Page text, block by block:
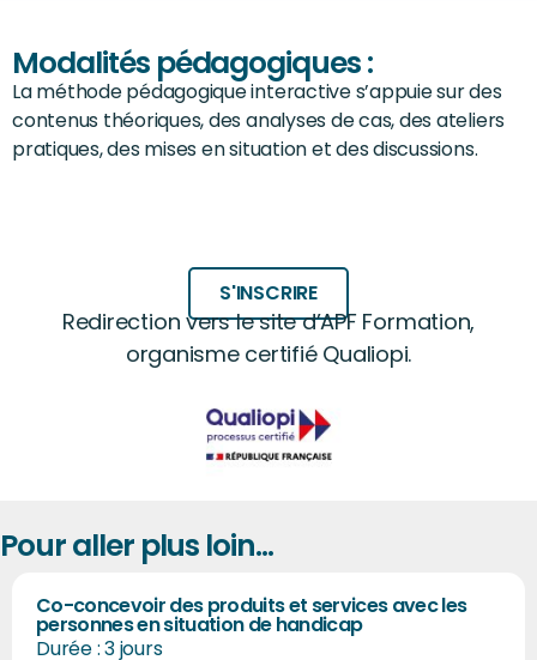
Modalités pédagogiques :
La méthode pédagogique interactive s’appuie sur des
contenus théoriques, des analyses de cas, des ateliers
pratiques, des mises en situation et des discussions.
S'INSCRIRE
Redirection vers le site d’APF Formation,
organisme certifié Qualiopi.
Pour aller plus loin...
Co-concevoir des produits et services avec les
personnes en situation de handicap
Durée : 3 jours